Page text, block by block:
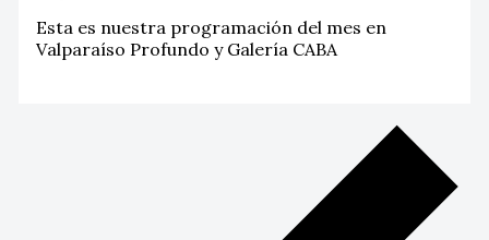
Esta es nuestra programación del mes en
Valparaíso Profundo y Galería CABA